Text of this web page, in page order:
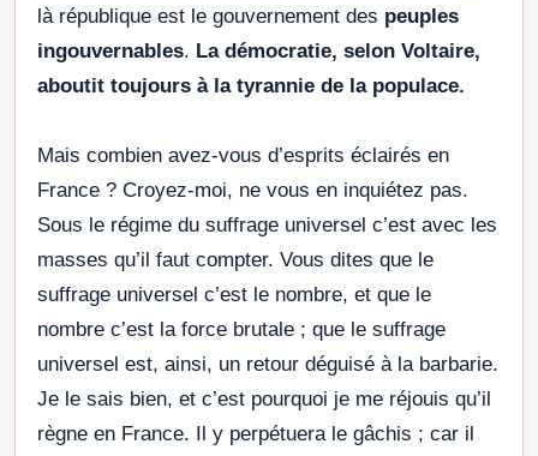
là république est le gouvernement des peuples
ingouvernables. La démocratie, selon Voltaire,
aboutit toujours à la tyrannie de la populace.
Mais combien avez-vous d’esprits éclairés en
France ? Croyez-moi, ne vous en inquiétez pas.
Sous le régime du suffrage universel c’est avec les
masses qu’il faut compter. Vous dites que le
suffrage universel c’est le nombre, et que le
nombre c’est la force brutale ; que le suffrage
universel est, ainsi, un retour déguisé à la barbarie.
Je le sais bien, et c’est pourquoi je me réjouis qu’il
règne en France. Il y perpétuera le gâchis ; car il